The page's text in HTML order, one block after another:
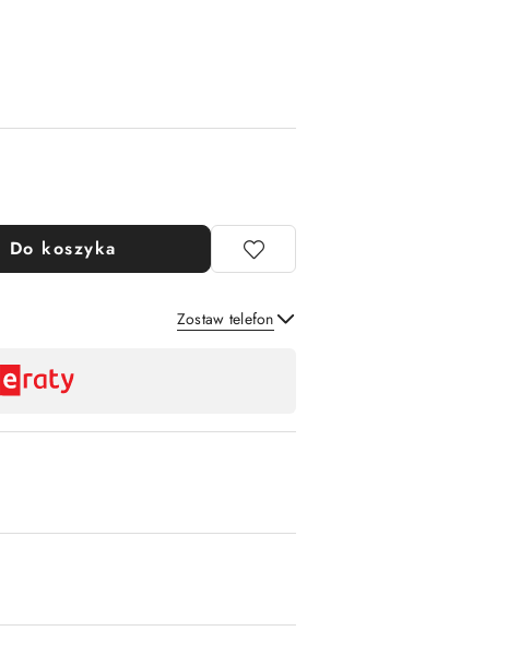
Do koszyka
Zostaw telefon